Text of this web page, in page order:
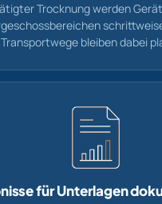
Trocknung werden
Transportwege bleiben dabei
für Unterlagen